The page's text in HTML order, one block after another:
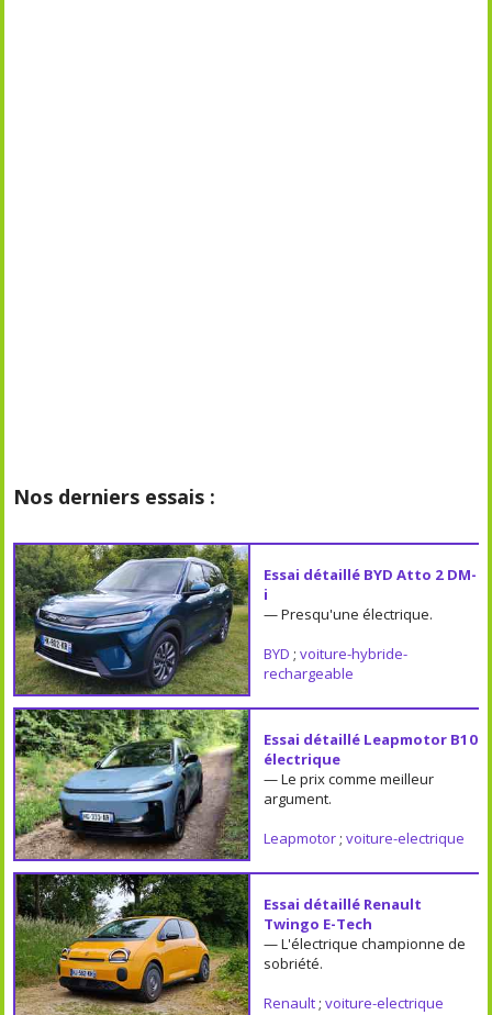
Nos derniers essais :
Essai détaillé BYD Atto 2 DM-
i
— Presqu'une électrique.
BYD ; voiture-hybride-
rechargeable
Essai détaillé Leapmotor B10
électrique
— Le prix comme meilleur
argument.
Leapmotor; voiture-electrique
Essai détaillé Renault
Twingo E-Tech
— L'électrique championne de
sobriété.
Renault; voiture-electrique